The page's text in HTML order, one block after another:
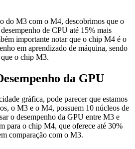
do M3 com o M4, descobrimos que o
de CPU até 15% mais
importante notar que o chip M4 é o
em aprendizado de máquina, sendo
que o chip M3.
da GPU
gráfica, pode parecer que estamos
o M3 e o M4, possuem 10 núcleos de
o desempenho da GPU entre M3 e
para o chip M4, que oferece até 30%
comparação com o M3.